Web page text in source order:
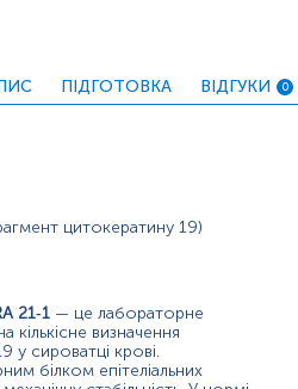
аналізу
підтип);
терапії у пацієнтів із
пухлини після
епітеліальних пухлин
шийки матки, стравоходу);
та
в онкологічних
деструктивних процесів в
ПІДГОТОВКА ВІДГУКИ 0
цитокератину 19)
21‑1 — це лабораторне
визначення
у сироватці крові.
білком епітеліальних